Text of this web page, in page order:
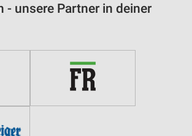
- unsere Partner in deiner